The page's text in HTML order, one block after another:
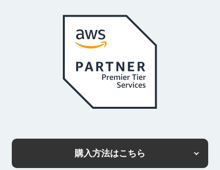
購入方法はこちら